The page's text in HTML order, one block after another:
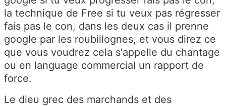
la technique de Free si tu veux pas régresser
fais pas le con, dans les deux cas il prenne
google par les roubillognes, et vous direz ce
que vous voudrez cela s'appelle du chantage
ou en language commercial un rapport de
force.
Le dieu grec des marchands et des